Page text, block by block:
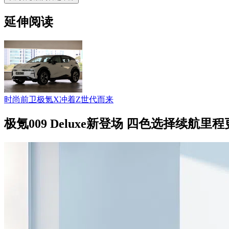
延伸阅读
时尚前卫极氪X冲着Z世代而来
极氪009 Deluxe新登场 四色选择续航里程